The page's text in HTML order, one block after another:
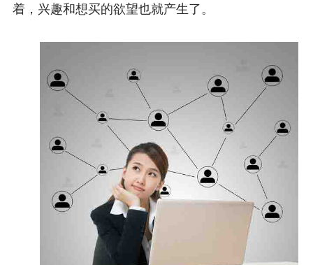
着，兴趣和想买的欲望也就产生了。